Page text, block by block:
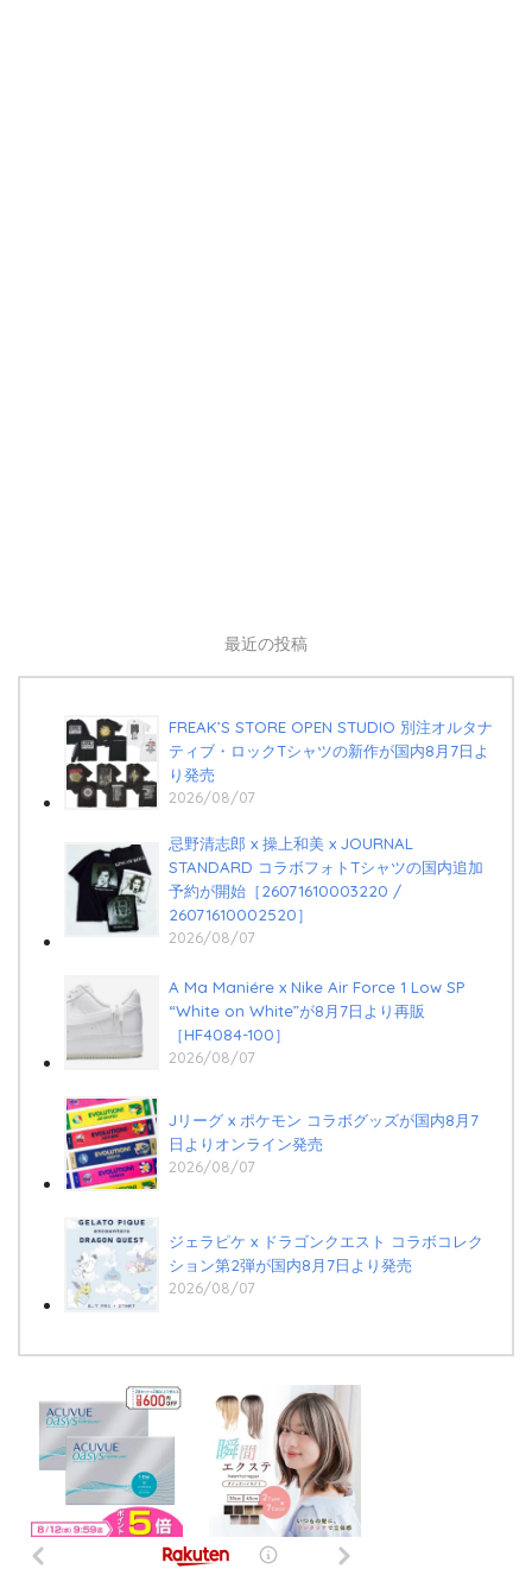
最近の投稿
FREAK’S STORE OPEN STUDIO 別注オルタナ
ティブ・ロックTシャツの新作が国内8月7日よ
り発売
2026/08/07
忌野清志郎 x 操上和美 x JOURNAL
STANDARD コラボフォトTシャツの国内追加
予約が開始［26071610003220 /
26071610002520］
2026/08/07
A Ma Maniére x Nike Air Force 1 Low SP
“White on White”が8月7日より再販
［HF4084-100］
2026/08/07
Jリーグ x ポケモン コラボグッズが国内8月7
日よりオンライン発売
2026/08/07
ジェラピケ x ドラゴンクエスト コラボコレク
ション第2弾が国内8月7日より発売
2026/08/07